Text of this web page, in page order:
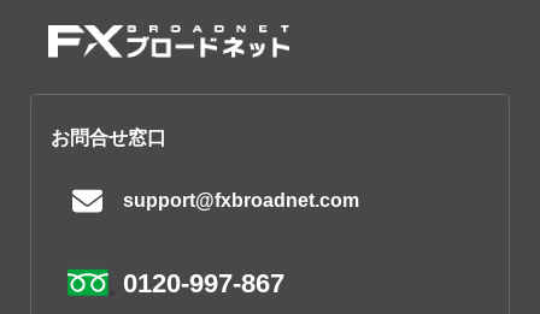
お問合せ窓口
support@fxbroadnet.com
0120-997-867